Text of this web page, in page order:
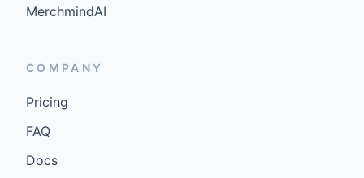
MerchmindAI
COMPANY
Pricing
FAQ
Docs